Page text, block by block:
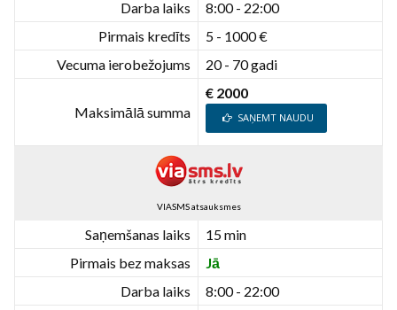
Darba laiks
8:00 - 22:00
Pirmais kredīts
5 - 1000 €
Vecuma ierobežojums
20 - 70 gadi
Maksimālā summa
€ 2000
SAŅEMT NAUDU
VIASMS atsauksmes
Saņemšanas laiks
15 min
Pirmais bez maksas
Jā
Darba laiks
8:00 - 22:00